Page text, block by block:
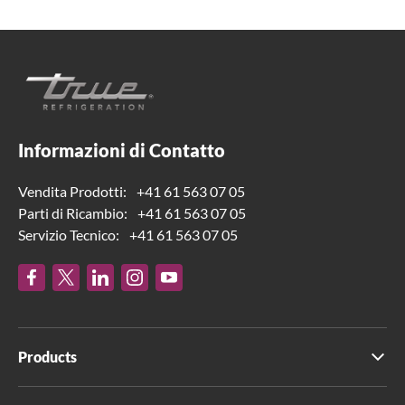
Informazioni di Contatto
Vendita Prodotti:
+41 61 563 07 05
Parti di Ricambio:
+41 61 563 07 05
Servizio Tecnico:
+41 61 563 07 05
Products